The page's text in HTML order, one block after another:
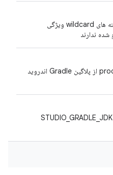
ورودی های deepLink پیمایش با دامنه های wildcard ویژگی
وظیفه processDebugMainManifest از پلاگین Gradle اندروید
Android Studio به متغیر محیطی STUDIO_GRADLE_JDK